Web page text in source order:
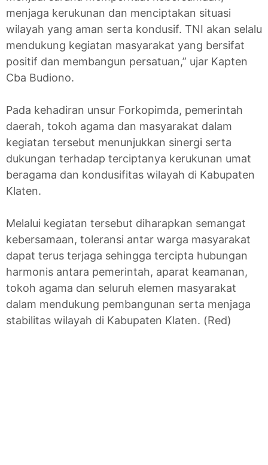
menjaga kerukunan dan menciptakan situasi
wilayah yang aman serta kondusif. TNI akan selalu
mendukung kegiatan masyarakat yang bersifat
positif dan membangun persatuan,” ujar Kapten
Cba Budiono.
Pada kehadiran unsur Forkopimda, pemerintah
daerah, tokoh agama dan masyarakat dalam
kegiatan tersebut menunjukkan sinergi serta
dukungan terhadap terciptanya kerukunan umat
beragama dan kondusifitas wilayah di Kabupaten
Klaten.
Melalui kegiatan tersebut diharapkan semangat
kebersamaan, toleransi antar warga masyarakat
dapat terus terjaga sehingga tercipta hubungan
harmonis antara pemerintah, aparat keamanan,
tokoh agama dan seluruh elemen masyarakat
dalam mendukung pembangunan serta menjaga
stabilitas wilayah di Kabupaten Klaten. (Red)